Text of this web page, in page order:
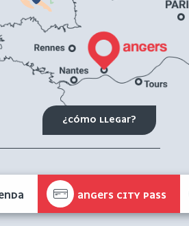
ANGERS CITY PASS
¿CÓMO LLEGAR?